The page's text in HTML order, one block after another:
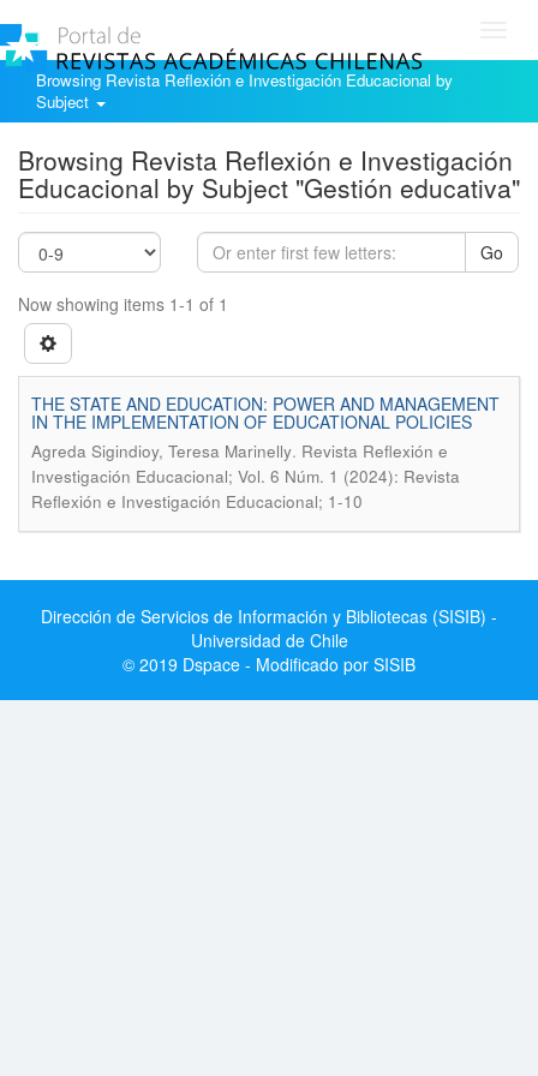
Browsing Revista Reflexión e Investigación Educacional by
Subject
Browsing Revista Reflexión e Investigación
Educacional by Subject "Gestión educativa"
Go
Now showing items 1-1 of 1
THE STATE AND EDUCATION: POWER AND MANAGEMENT
IN THE IMPLEMENTATION OF EDUCATIONAL POLICIES
Agreda Sigindioy, Teresa Marinelly. Revista Reflexión e
Investigación Educacional; Vol. 6 Núm. 1 (2024): Revista
Reflexión e Investigación Educacional; 1-10
Dirección de Servicios de Información y Bibliotecas (SISIB) -
Universidad de Chile
© 2019 Dspace - Modificado por SISIB